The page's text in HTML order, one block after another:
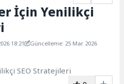
İçin Yenilikçi
18:21
Güncelleme: 25 Mar 2026